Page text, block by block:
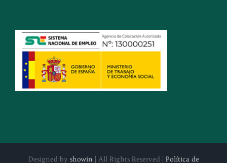
Designed by showin | All Rights Reserved | Política de